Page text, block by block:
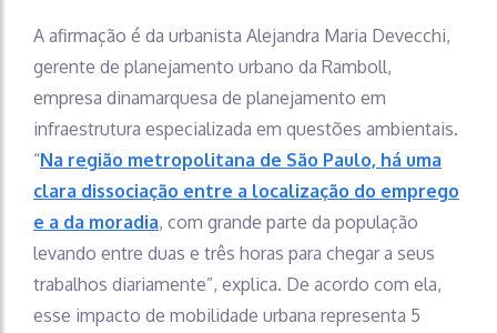
A afirmação é da urbanista Alejandra Maria Devecchi,
gerente de planejamento urbano da Ramboll,
empresa dinamarquesa de planejamento em
infraestrutura especializada em questões ambientais.
“Na região metropolitana de São Paulo, há uma
clara dissociação entre a localização do emprego
e a da moradia, com grande parte da população
levando entre duas e três horas para chegar a seus
trabalhos diariamente”, explica. De acordo com ela,
esse impacto de mobilidade urbana representa 5